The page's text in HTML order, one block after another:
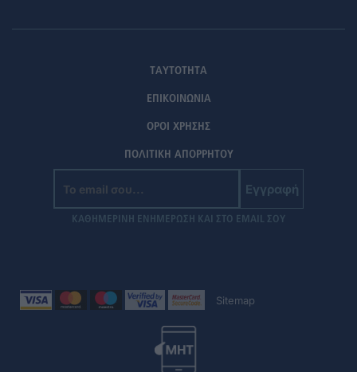
ΤΑΥΤΟΤΗΤΑ
ΕΠΙΚΟΙΝΩΝΙΑ
ΟΡΟΙ ΧΡΗΣΗΣ
ΠΟΛΙΤΙΚΗ ΑΠΟΡΡΗΤΟΥ
Εγγραφή
ΚΑΘΗΜΕΡΙΝΗ ΕΝΗΜΕΡΩΣΗ ΚΑΙ ΣΤΟ EMAIL ΣΟΥ
Sitemap